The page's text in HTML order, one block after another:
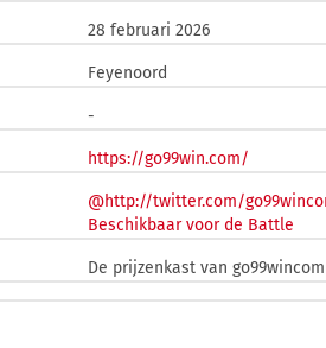
28 februari 2026
Feyenoord
-
https://go99win.com/
@http://twitter.com/
Beschikbaar voor de Battle
De prijzenkast van